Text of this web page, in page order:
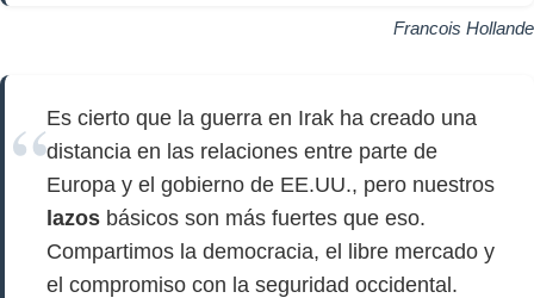
Francois Hollande
Es cierto que la guerra en Irak ha creado una
distancia en las relaciones entre parte de
Europa y el gobierno de EE.UU., pero nuestros
lazos básicos son más fuertes que eso.
Compartimos la democracia, el libre mercado y
el compromiso con la seguridad occidental.